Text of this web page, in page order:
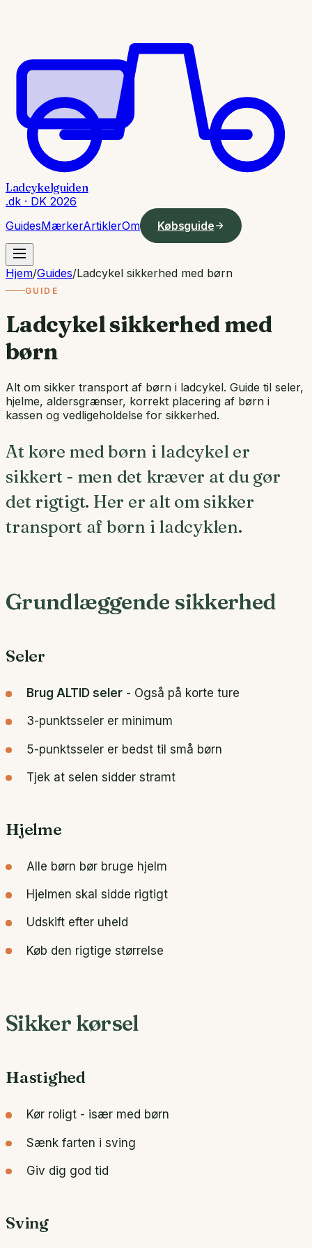
Ladcykelguiden
.dk · DK 2026
GuidesMærkerArtiklerOm Købsguide
Hjem/Guides/Ladcykel sikkerhed med børn
GUIDE
Ladcykel sikkerhed med
børn
Alt om sikker transport af børn i ladcykel. Guide til seler,
hjelme, aldersgrænser, korrekt placering af børn i
kassen og vedligeholdelse for sikkerhed.
At køre med børn i ladcykel er
sikkert - men det kræver at du gør
det rigtigt. Her er alt om sikker
transport af børn i ladcyklen.
Grundlæggende sikkerhed
Seler
Brug ALTID seler- Også på korte ture
3-punktsseler er minimum
5-punktsseler er bedst til små børn
Tjek at selen sidder stramt
Hjelme
Alle børn bør bruge hjelm
Hjelmen skal sidde rigtigt
Udskift efter uheld
Køb den rigtige størrelse
Sikker kørsel
Hastighed
Kør roligt - især med børn
Sænk farten i sving
Giv dig god tid
Sving